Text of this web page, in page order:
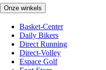
Onze winkels
Basket-Center
Daily Bikers
Direct Running
Direct-Volley
Espace Golf